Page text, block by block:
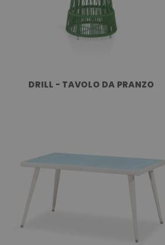
DRILL - TAVOLO DA PRANZO